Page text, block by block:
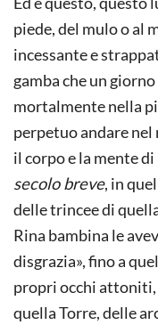
piede, del mulo o al
incessante e
gamba che un
mortalmente nella
perpetuo andare nel
il corpo e la mente
secolo breve, in
delle trincee di
Rina bambina le
disgrazia», fino a
propri occhi attoniti,
quella Torre, delle